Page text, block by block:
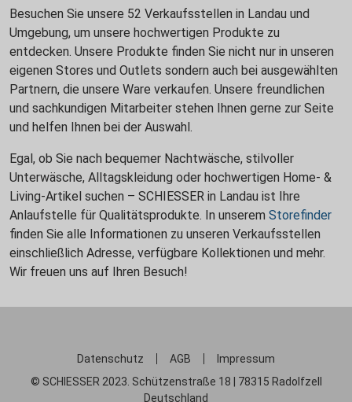
Besuchen Sie unsere 52 Verkaufsstellen in Landau und
Umgebung, um unsere hochwertigen Produkte zu
entdecken. Unsere Produkte finden Sie nicht nur in unseren
eigenen Stores und Outlets sondern auch bei ausgewählten
Partnern, die unsere Ware verkaufen. Unsere freundlichen
und sachkundigen Mitarbeiter stehen Ihnen gerne zur Seite
und helfen Ihnen bei der Auswahl.
Egal, ob Sie nach bequemer Nachtwäsche, stilvoller
Unterwäsche, Alltagskleidung oder hochwertigen Home- &
Living-Artikel suchen – SCHIESSER in Landau ist Ihre
Anlaufstelle für Qualitätsprodukte. In unserem Storefinder
finden Sie alle Informationen zu unseren Verkaufsstellen
einschließlich Adresse, verfügbare Kollektionen und mehr.
Wir freuen uns auf Ihren Besuch!
Datenschutz AGB
Impressum
© SCHIESSER 2023. Schützenstraße 18 | 78315 Radolfzell
Deutschland